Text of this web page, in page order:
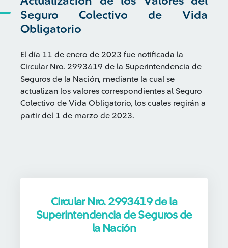
Seguro Colectivo de Vida
Obligatorio
El día 11 de enero de 2023 fue notificada la
Circular Nro. 2993419 de la Superintendencia de
Seguros de la Nación, mediante la cual se
actualizan los valores correspondientes al Seguro
Colectivo de Vida Obligatorio, los cuales regirán a
partir del 1 de marzo de 2023.
Circular Nro. 2993419 de la
Superintendencia de Seguros de
la Nación